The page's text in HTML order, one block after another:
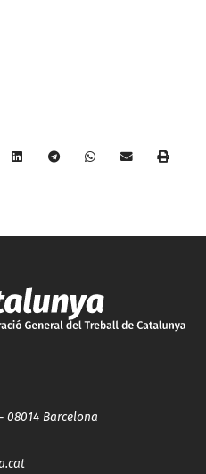
08014 Barcelona